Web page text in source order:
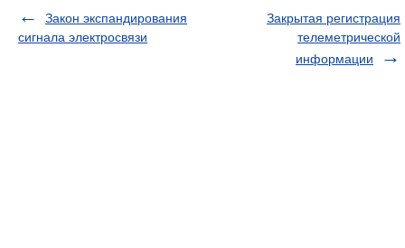
Закон экспандирования
сигнала электросвязи
Закрытая регистрация
телеметрической
информации